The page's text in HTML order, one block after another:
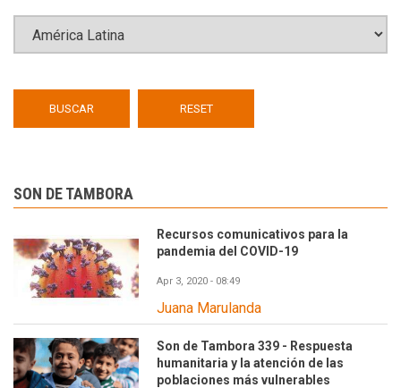
SON DE TAMBORA
Recursos comunicativos para la
pandemia del COVID-19
Apr 3, 2020 - 08:49
Juana Marulanda
Son de Tambora 339 - Respuesta
humanitaria y la atención de las
poblaciones más vulnerables